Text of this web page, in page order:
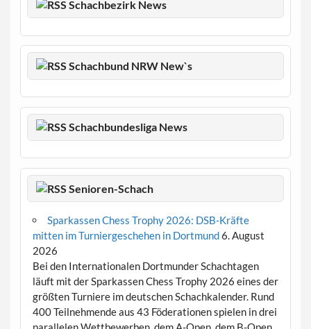
Schachbezirk News
Schachbund NRW New`s
Schachbundesliga News
Senioren-Schach
Sparkassen Chess Trophy 2026: DSB-Kräfte
mitten im Turniergeschehen in Dortmund6. August
2026
Bei den Internationalen Dortmunder Schachtagen
läuft mit der Sparkassen Chess Trophy 2026 eines der
größten Turniere im deutschen Schachkalender. Rund
400 Teilnehmende aus 43 Föderationen spielen in drei